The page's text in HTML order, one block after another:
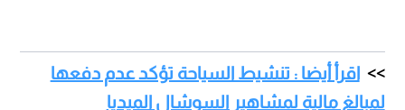
اقرأ أيضا : تنشيط السياحة تؤكد عدم دفعها
لمبالغ مالية لمشاهير السوشال الميديا